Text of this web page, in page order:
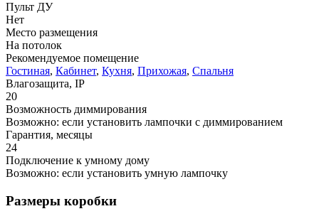
Пульт ДУ
Нет
Место размещения
На потолок
Рекомендуемое помещение
Гостиная, Кабинет, Кухня, Прихожая, Спальня
Влагозащита, IP
20
Возможность диммирования
Возможно: если установить лампочки с диммированием
Гарантия, месяцы
24
Подключение к умному дому
Возможно: если установить умную лампочку
Размеры коробки